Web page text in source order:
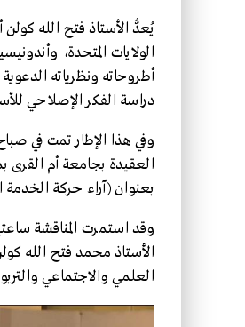
يُعدُّ الأستاذ فتح الله
الولايات المتحدة،
أطروحاته ونظرياته
دراسة الفكر الإصلاحي
العقيدة بجامعة أم القرى
بعنوان (آراء حركة الخدمة
وقد استمرت المناقشة
الأستاذ محمد فتح الله
العلمي والاجتماعي